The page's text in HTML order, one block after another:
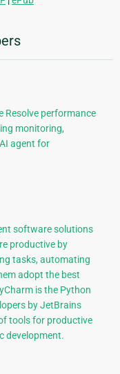
Resolve performance
monitoring,
agent for
software solutions
productive by
tasks, automating
adopt the best
is the Python
by JetBrains
tools for productive
development.